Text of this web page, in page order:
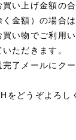
買い上げ金額の
金額）の場合は
い物でご利用
ただきます。
完了メールにク
をどうぞよろし